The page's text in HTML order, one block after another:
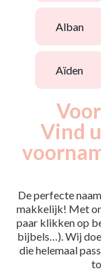
alban
aïden
Vind
De perfecte
makkelijk! Met
paar klikken op
bijbels…). Wij
die helemaal